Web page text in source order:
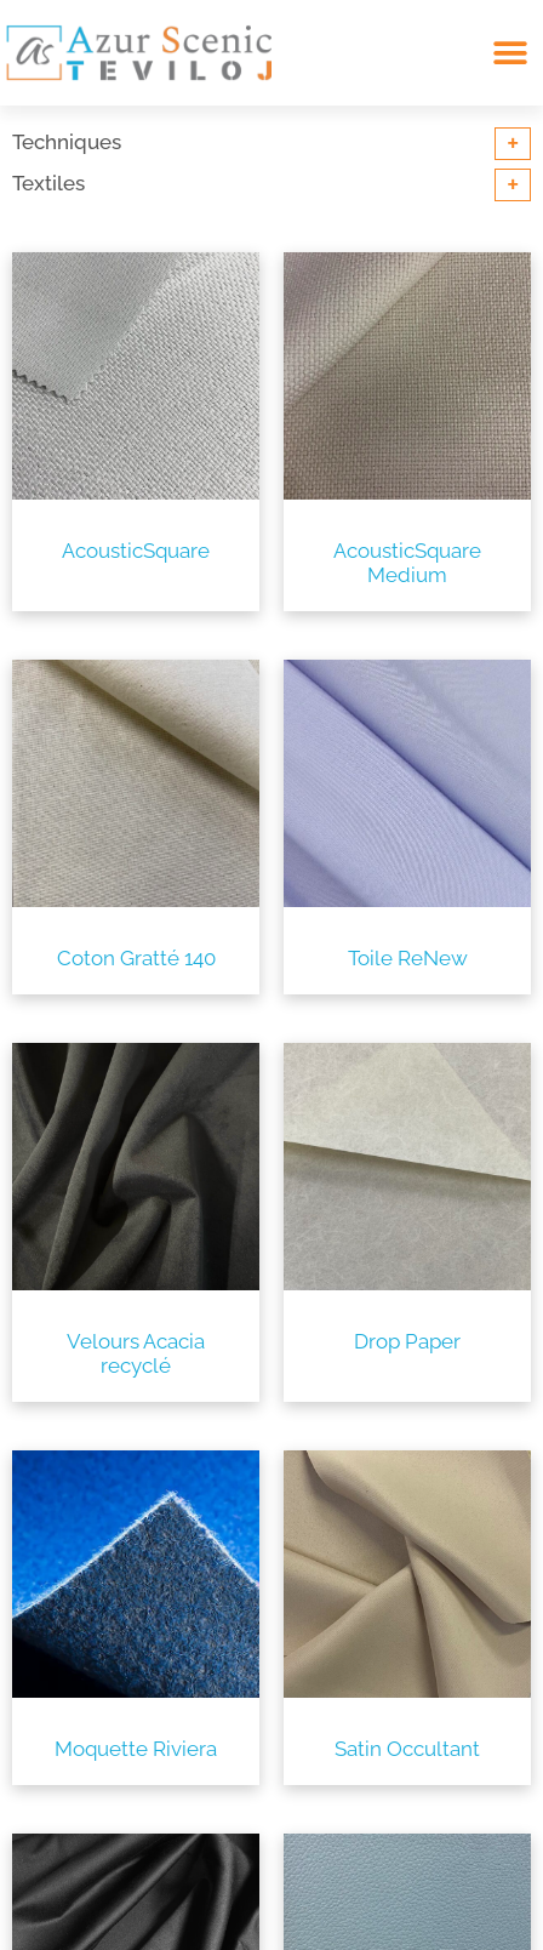
Techniques +
Textiles +
AcousticSquare
AcousticSquare
Medium
Coton Gratté 140 Toile ReNew
Velours Acacia
recyclé
Drop Paper
Moquette Riviera Satin Occultant